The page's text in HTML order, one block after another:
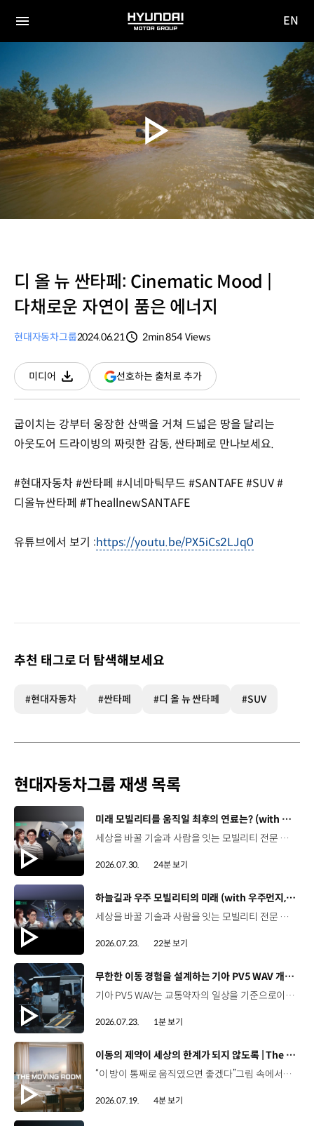
전체
HYUNDAI
MOTOR
사이
이동
EN
디 올 뉴 싼타페: Cinematic Mood |
다채로운 자연이 품은 에너지
현대자동차그룹2024.06.21
2min854 Views
미디어
다운로드
선호하는 출처로 추가(새
창
굽이치는 강부터 웅장한 산맥을 거쳐 드넓은 땅을 달리는
아웃도어 드라이빙의 짜릿한 감동, 싼타페로 만나보세요.
#현대자동차 #싼타페 #시네마틱무드 #SANTAFE #SUV #
디올뉴싼타페 #TheallnewSANTAFE
유튜브에서 보기 :https://youtu.be/PX5iCs2LJq0
추천 태그로 더 탐색해보세요
#현대자동차 #싼타페 #디 올 뉴 싼타페 #SUV
현대자동차그룹 재생 목록
[동영상]
미래 모빌리티를 움직일 최후의 연료는? (with 우주먼지, 항성) | 현대진행형 팟캐스트 EP. 21
세상을 바꿀 기술과 사람을 잇는 모빌리티 전문 팟캐스트, 현대진행형. 🔊 과학커뮤니케이터 이독실, 여도은 앵커,그리고 천문학자 우주먼지, 과학커뮤니케이터 항성과 함께했습니다. 휘발유부터 전기차, 수소전기차, 하이브리드까지미래 모빌리티를 움직일 연료는 무엇일까요? 스물한 번째 에피소드에서는 자동차의 '연료'를 주제로다양한 에너지가 만들어갈 미래 모빌리티 라이프스타일을 이야기합니다. 연료가 바뀌면 자동차도, 우리의 이동 방식도 달라지지 않을까요?현대진행형 21편에서 확인해 보세요. 현대진행형 팟빵▶ 현대진행형 애플 팟캐스트▶현대진행형 스포티파이▶ 00:00 하이라이트00:21 인트로 / 자기소개00:58 자동차의 성격, 무엇으로 결정될까?03:38 연료란, 자동차의 성격을 결정하는 DNA04:24 휘발유는 어떻게 연료 경쟁에서 살아남았을까06:09 휘발유의 과거와 현재, 유연휘발유 속 납성분07:02 지구를 납으로 오염시키던 유연휘발유가 사라진 이유08:47 달리는 전자제품이 된 자동차, SDV 시대로의 전환09:46 '기계공학' 시스템에서 '소프트웨어'로 변화하는 모빌리티11:18 친환경차 시대가 오기까지의 기술적 과제11:43 전기차 배터리가 풀어야 할 숙제12:25 배터리를 관리하는 BMS 기술13:51 수소전기차, 인프라가 먼저일까 수요가 먼저일까?14:23 수소가 청정 연료로 주목받는 이유15:08 우주에서 가장 흔한 원소, 수소 생산과 운송의 현실적인 과제16:49 수소가 필요한 모빌리티는 따로 있다18:21 하이브리드가 대세인 시대, 그 이유는? 19:26 하이브리드는 연료 과도기를 견디게 해주는 기술21:44 전기·수소·하이브리드를 함께 준비하는 멀티 파워트레인 전략이란?23:30 클로징 *본 영상에 포함된 참여자의 의견은 현대자동차그룹의 공식 입장과 다를 수 있습니다. #현대자동차그룹 #현대진행형 #모빌리티팟캐스트 #전기차 #수소전기차 #연료 #에너지 #미래모빌리티 #모빌리티 #팟캐스트
2026.07.30. 24분 보기
[동영상]
하늘길과 우주 모빌리티의 미래 (with 우주먼지, 항성) | 현대진행형 팟캐스트 EP. 20
세상을 바꿀 기술과 사람을 잇는 모빌리티 전문 팟캐스트, 현대진행형. 🔊 과학커뮤니케이터 이독실, 여도은 앵커,그리고 천문학자 우주먼지, 과학커뮤니케이터 항성과 함께했습니다. 우주정거장을 거쳐 뉴욕으로 향하는 미래를 상상해본 적 있나요?스무 번째 에피소드에서는 하늘 위 교통 체계와 이동 수단의 모습,그리고 지상을 넘어 우주로 확장되는 모빌리티의 가능성까지 살펴봅니다. 하늘길이 열리면 우리의 일상은 어떻게 달라질지,현대진행형 20편에서 확인해 보세요. 현대진행형 팟빵▶현대진행형 애플 팟캐스트▶현대진행형 스포티파이▶ 00:00 하이라이트00:24 인트로 / 자기소개00:47 하늘길의 교통은 어떻게 다를까02:33 하늘의 교통 관제 시스템03:10 하늘을 나는 자동차의 모습은?05:10 미래 하늘길의 동력원과 연료06:42 휘발유 대신 항공유가 쓰일 가능성07:18 자동차에서 모빌리티로의 변화08:13 하늘길 시대의 도로와 도시10:02 우주 모빌리티는 어디까지 가능할까12:18 우주를 경험하는 미래12:57 우주로 확장되는 모빌리티13:30 하늘과 우주에서 좋은 차의 기준은?14:54 우주 관광은 누구나 가능할까16:35 현대로템과 한국 우주 산업의 미래18:37 미래 모빌리티가 바꿀 우리의 일상 *본 영상에 포함된 참여자의 의견은 현대자동차그룹의 공식 입장과 다를 수 있습니다. #현대자동차그룹 #현대진행형 #모빌리티팟캐스트 #UAM #스카이모빌리티 #하늘길 #자율주행 #우주 #우주항공 #모빌리티 #팟캐스트
2026.07.23. 22분 보기
[동영상]
무한한 이동 경험을 설계하는 기아 PV5 WAV 개발 스토리 | The Moving Room
기아 PV5 WAV는 교통약자의 일상을 기준으로이동 과정을 다시 설계했습니다. 탑승자의 목적에 맞게 확장되는 모빌리티, PV5 WAV 개발 스토리를 영상으로 확인해 보세요. #현대자동차그룹 #TheMovingRoom #기아 #PV5 #PV5WAV #PBV #목적기반모빌리티
2026.07.23. 1분 보기
[동영상]
이동의 제약이 세상의 한계가 되지 않도록 | The Moving Room
“이 방이 통째로 움직였으면 좋겠다”그림 속에서만 그리던 여행이 현실이 되기까지 기아 PV5 WAV는 필요한 의료 장비를 싣고가족과 한 공간에서 함께 떠날 수 있도록이동의 경험을 다시 설계했습니다. 같은 풍경을 보고, 같은 순간을 나누는 일현대자동차그룹은 모두를 위한 이동을 만들어갑니다. #현대자동차그룹 #TheMovingRoom #PV5 #기아 #목적기반모빌리티 #PV5WAV #PBV
2026.07.19. 4분 보기